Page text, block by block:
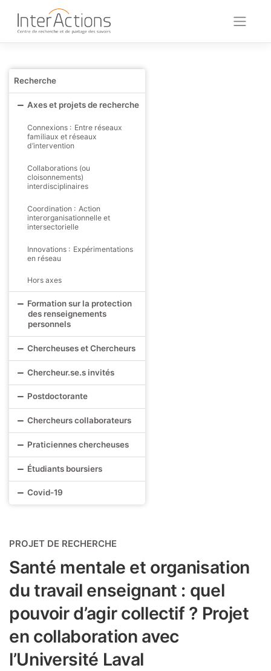
content
Recherche
Axes et projets de recherche
Connexions : Entre réseaux
familiaux et réseaux
d’intervention
Collaborations (ou
cloisonnements)
interdisciplinaires
Coordination : Action
interorganisationnelle et
intersectorielle
Innovations : Expérimentations
en réseau
Hors axes
Formation sur la protection
des renseignements
personnels
Chercheuses et Chercheurs
Chercheur.se.s invités
Postdoctorante
Chercheurs collaborateurs
Praticiennes chercheuses
Étudiants boursiers
Covid-19
PROJET DE RECHERCHE
Santé mentale et organisation
du travail enseignant : quel
pouvoir d’agir collectif ? Projet
en collaboration avec
l’Université Laval